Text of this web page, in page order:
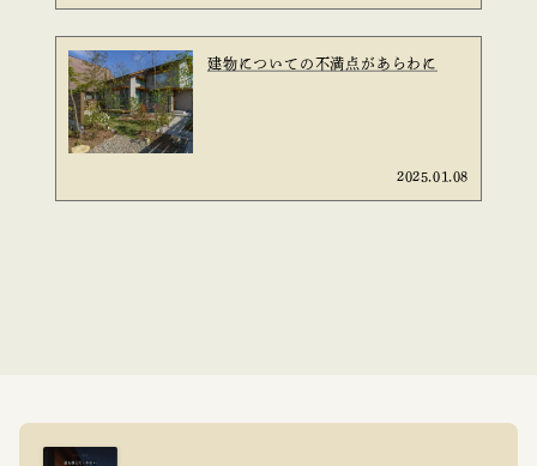
建物についての不満点があらわに
2025.01.08